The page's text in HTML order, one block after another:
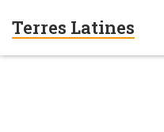
Terres Latines